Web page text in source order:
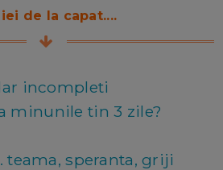
de la capat....
incompleti
minunile tin 3 zile?
teama, speranta, griji